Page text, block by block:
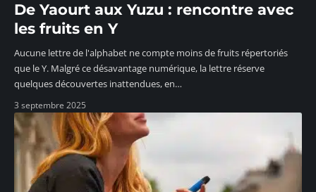
De Yaourt aux Yuzu : rencontre avec
les fruits en Y
Aucune lettre de l'alphabet ne compte moins de fruits répertoriés
que le Y. Malgré ce désavantage numérique, la lettre réserve
quelques découvertes inattendues, en…
3 septembre 2025